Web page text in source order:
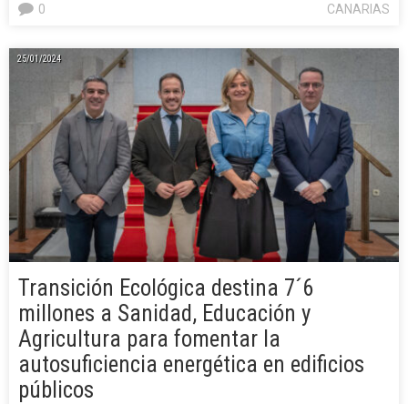
CANARIAS
0
25/01/2024
Transición Ecológica destina 7´6
millones a Sanidad, Educación y
Agricultura para fomentar la
autosuficiencia energética en edificios
públicos